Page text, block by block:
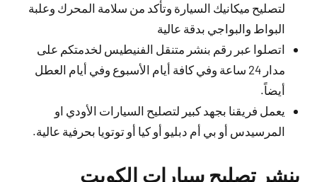
لتصليح ميكانيك السيارة وتأكد من سلامة المحرك وعلبة
البواط والبواجي بدقة عالية
اتصلوا عبر رقم بنشر متنقل الفنيطيس لخدمتكم على
مدار 24 ساعة وفي كافة أيام الأسبوع وفي أيام العطل
أيضاً.
يعمل فريقنا بجهد كبير لتصليح السيارات الأودي او
المرسيدس أو بي أم دبليو أو كيا أو توتويا بحرفية عالية.
بنشر تصليح سيارات الكويت